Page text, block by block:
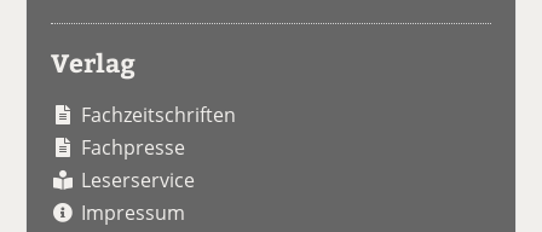
Verlag
Fachzeitschriften
Fachpresse
Leserservice
Impressum